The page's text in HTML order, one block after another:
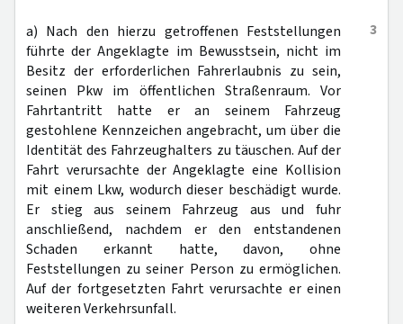
3
a) Nach den hierzu getroffenen Feststellungen
führte der Angeklagte im Bewusstsein, nicht im
Besitz der erforderlichen Fahrerlaubnis zu sein,
seinen Pkw im öffentlichen Straßenraum. Vor
Fahrtantritt hatte er an seinem Fahrzeug
gestohlene Kennzeichen angebracht, um über die
Identität des Fahrzeughalters zu täuschen. Auf der
Fahrt verursachte der Angeklagte eine Kollision
mit einem Lkw, wodurch dieser beschädigt wurde.
Er stieg aus seinem Fahrzeug aus und fuhr
anschließend, nachdem er den entstandenen
Schaden erkannt hatte, davon, ohne
Feststellungen zu seiner Person zu ermöglichen.
Auf der fortgesetzten Fahrt verursachte er einen
weiteren Verkehrsunfall.